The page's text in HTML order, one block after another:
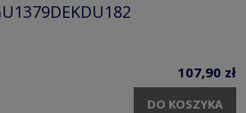
107,90 zł
DO KOSZYKA